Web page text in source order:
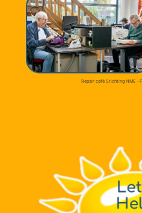
Repair café Stichting NME -